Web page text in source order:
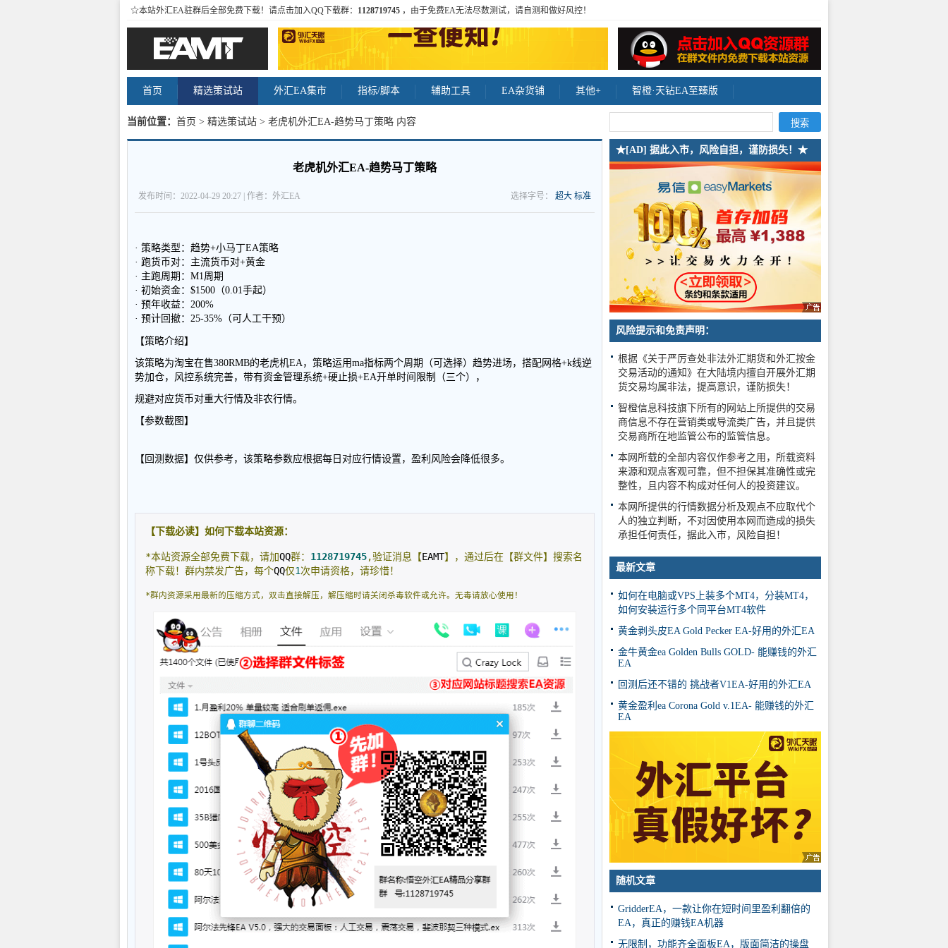
☆本站外汇EA驻群后全部免费下载！请点击加入QQ下载群： 1128719745 ，由于免费EA无法尽数测试，请自测和做好风控！
首页 精选策试站 外汇EA集市 指标/脚本 辅助工具 EA杂货铺 其他+ 智橙·天钻EA至臻版
当前位置： 首页 > 精选策试站 > 老虎机外汇EA-趋势马丁策略 内容
老虎机外汇EA-趋势马丁策略
选择字号： 超大 标准
发布时间：2022-04-29 20:27 | 作者：外汇EA
· 策略类型：趋势+小马丁EA策略
· 跑货币对：主流货币对+黄金
· 主跑周期：M1周期
· 初始资金：$1500（0.01手起）
· 预年收益：200%
· 预计回撤：25-35%（可人工干预）
【策略介绍】
该策略为淘宝在售380RMB的老虎机EA，策略运用ma指标两个周期（可选择）趋势进场，搭配网格+k线逆
势加仓，风控系统完善，带有资金管理系统+硬止损+EA开单时间限制（三个），
规避对应货币对重大行情及非农行情。
【参数截图】
【回测数据】仅供参考，该策略参数应根据每日对应行情设置，盈利风险会降低很多。
【下载必读】如何下载本站资源：
*本站资源全部免费下载，请加QQ群： 1128719745,验证消息【EAMT】，通过后在【群文件】搜索名
称下载！群内禁发广告，每个QQ仅1次申请资格，请珍惜！
*群内资源采用最新的压缩方式，双击直接解压，解压缩时请关闭杀毒软件或允许。无毒请放心使用！
★[AD] 据此入市，风险自担，谨防损失！★
风险提示和免责声明：
根据《关于严厉查处非法外汇期货和外汇按金
交易活动的通知》在大陆境内擅自开展外汇期
货交易均属非法，提高意识，谨防损失！
智橙信息科技旗下所有的网站上所提供的交易
商信息不存在营销类或导流类广告，并且提供
交易商所在地监管公布的监管信息。
本网所载的全部内容仅作参考之用，所载资料
来源和观点客观可靠，但不担保其准确性或完
整性，且内容不构成对任何人的投资建议。
本网所提供的行情数据分析及观点不应取代个
人的独立判断，不对因使用本网而造成的损失
承担任何责任，据此入市，风险自担！
最新文章
如何在电脑或VPS上装多个MT4，分装MT4，
如何安装运行多个同平台MT4软件
黄金剥头皮EA Gold Pecker EA-好用的外汇EA
金牛黄金ea Golden Bulls GOLD- 能赚钱的外汇
EA
回测后还不错的 挑战者V1EA-好用的外汇EA
黄金盈利ea Corona Gold v.1EA- 能赚钱的外汇
EA
随机文章
GridderEA，一款让你在短时间里盈利翻倍的
EA，真正的赚钱EA机器
无限制，功能齐全面板EA，版面简洁的操盘